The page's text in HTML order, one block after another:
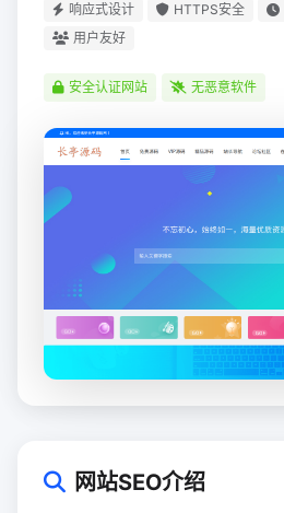
响应式设计 HTTPS安全
用户友好
安全认证网站 无恶意软件
网站SEO介绍